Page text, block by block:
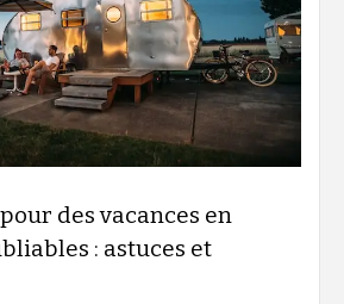
des vacances en
: astuces et